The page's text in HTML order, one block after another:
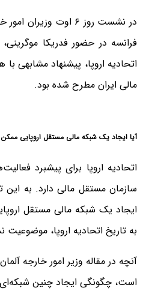
در نشست روز ۶ اوت
فرانسه در حضور فدریکا
اتحادیه اروپا، پیشنهاد
مالی ایران مطرح شده بود.
آیا ایجاد یک شبکه مالی مستقل اروپایی
اتحادیه اروپا برای پیشبرد
سازمان مستقل مالی دارد. به
ایجاد یک شبکه مالی مستقل
به تاریخ اتحادیه اروپا، موضوعیت
آنچه در مقاله وزیر امور خارجه
است، چگونگی ایجاد چنین